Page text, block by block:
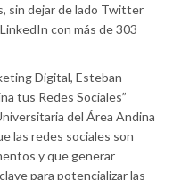
sin dejar de lado Twitter
con más de 303
Digital, Esteban
tus Redes Sociales”
del Área Andina
las redes sociales son
y que generar
para potencializar las